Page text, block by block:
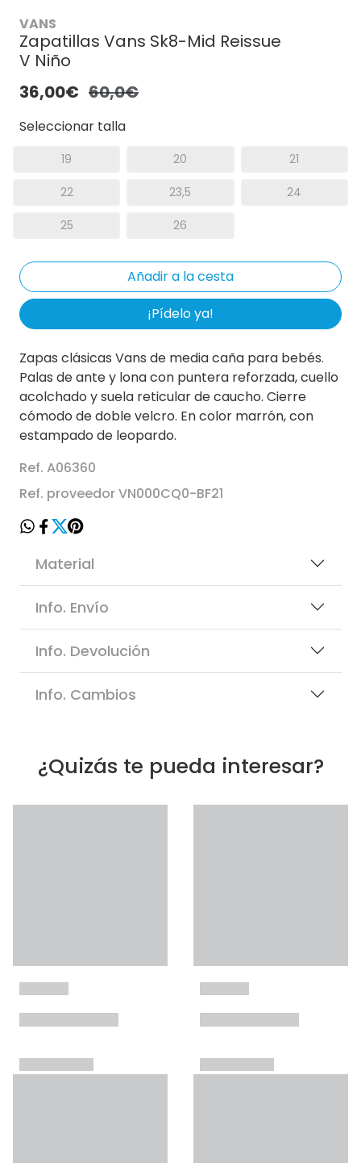
VANS
Zapatillas Vans Sk8-Mid Reissue
V Niño
36,00€ 60,0€
Seleccionar talla
19 20 21
22 23,5 24
25 26
¡Pídelo ya!
Zapas clásicas Vans de media caña para bebés.
Palas de ante y lona con puntera reforzada, cuello
acolchado y suela reticular de caucho. Cierre
cómodo de doble velcro. En color marrón, con
estampado de leopardo.
Ref. A06360
Ref. proveedor VN000CQ0-BF21
Material
Info. Envío
Info. Devolución
Info. Cambios
¿Quizás te pueda interesar?